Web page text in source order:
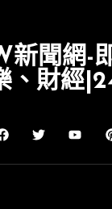
聞網-
、財經